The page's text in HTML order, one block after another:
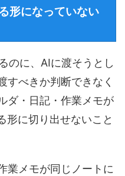
形になっていない
のに、AIに渡そうとし
すべきか判断できなく
ダ・日記・作業メモが
形に切り出せないこと
業メモが同じノートに